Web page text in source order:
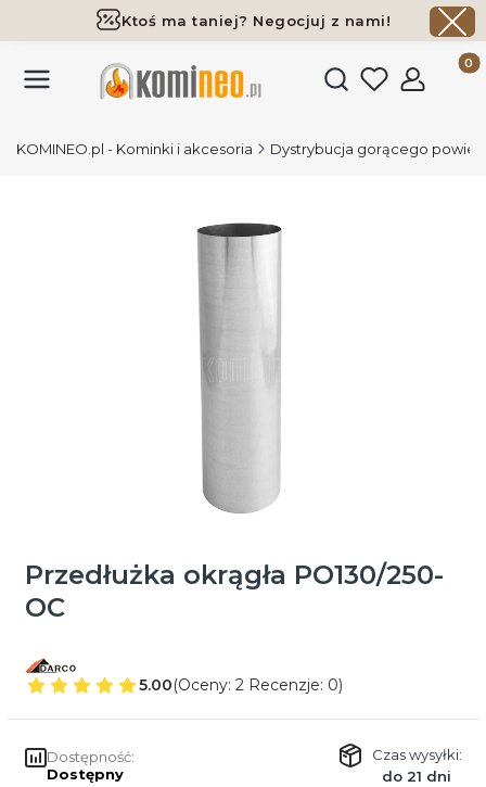
Ktoś ma taniej? Negocjuj z nami!
Darmowa dostawa już od 700 zł
Otwórz
KOMINEO.pl - Kominki i akcesoria Dystrybucja gorącego
Przedłużka okrągła PO130/250-
OC
5.00(Oceny: 2 Recenzje: 0)
Dostępność:
Dostępny
Czas wysyłki:
do 21 dni